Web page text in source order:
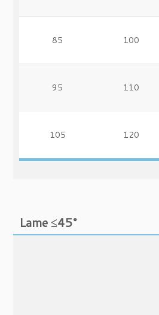
85 100
95 110
105 120
Lame ≤45°